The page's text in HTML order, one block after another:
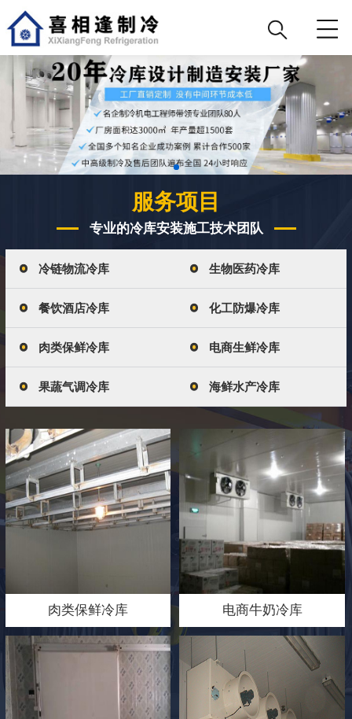
服务项目
专业的冷库安装施工技术团队
冷链物流冷库 生物医药冷库
餐饮酒店冷库 化工防爆冷库
肉类保鲜冷库 电商生鲜冷库
果蔬气调冷库 海鲜水产冷库
肉类保鲜冷库 电商牛奶冷库